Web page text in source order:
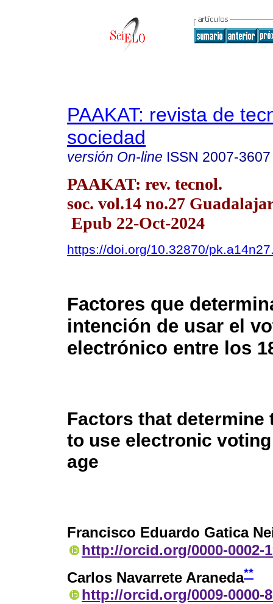
PAAKAT: revista de
sociedad
versión On-line ISSN 2007-3607
PAAKAT: rev. tecnol.
soc. vol.14 no.27
Epub 22-Oct-2024
https://doi.org/10.32870/
Factores que
intención de usar el
electrónico entre los
Factors that determine
to use electronic
age
Francisco Eduardo Gatica
http://orcid.org/0000-0002-
Carlos Navarrete Araneda**
http://orcid.org/0009-0000-